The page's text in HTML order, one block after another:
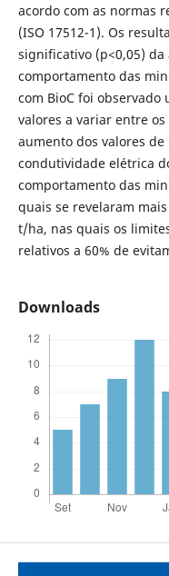
acordo com as normas
(ISO 17512-1). Os
significativo (p<0,05) da
comportamento das
com BioC foi observado
valores a variar entre os
aumento dos valores
condutividade elétrica
comportamento das
quais se revelaram
t/ha, nas quais os
relativos a 60% de
Downloads